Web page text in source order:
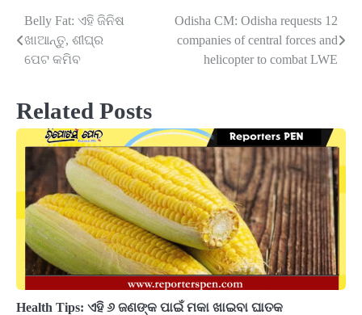
Post
navigation
Belly Fat: ଏହି ଜିନିଷ
ଖାଆନ୍ତୁ, ଶୀଘ୍ର
ପେଟ କମିବ
Odisha CM: Odisha requests 12
companies of central forces and
helicopter to combat LWE
Related Posts
Health Tips: ଏହି ୬ ଜଣଙ୍କ ପାଇଁ ମକା ଖାଇବା ଘାତକ